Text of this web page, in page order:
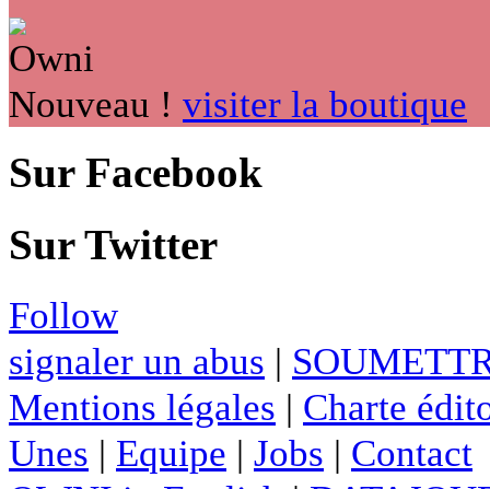
Nouveau ! visiter la boutique
Sur Facebook
Sur Twitter
Follow
signaler un abus |
Mentions légales | Charte
Unes | Equipe | Jobs | Contact